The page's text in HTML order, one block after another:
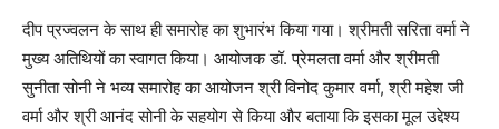
दीप प्रज्वलन के साथ ही समारोह का शुभारंभ किया गया। श्रीमती सरिता वर्मा ने
मुख्य अतिथियों का स्वागत किया। आयोजक डॉ. प्रेमलता वर्मा और श्रीमती
सुनीता सोनी ने भव्य समारोह का आयोजन श्री विनोद कुमार वर्मा, श्री महेश जी
वर्मा और श्री आनंद सोनी के सहयोग से किया और बताया कि इसका मूल उद्देश्य